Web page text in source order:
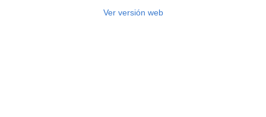
Ver versión web